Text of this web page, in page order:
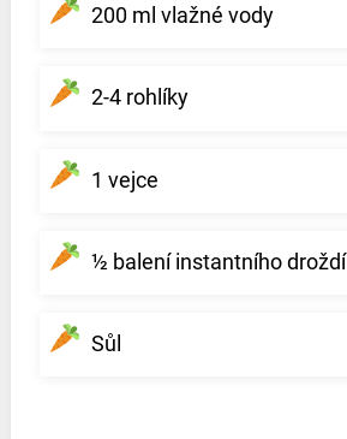
200 ml vlažné vody
2-4 rohlíky
1 vejce
½ balení instantního droždí
Sůl